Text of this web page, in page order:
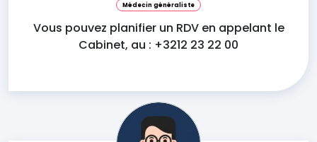
Médecin généraliste
Vous pouvez planifier un RDV en appelant le
Cabinet, au : +3212 23 22 00